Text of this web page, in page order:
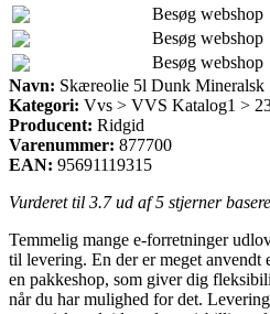
Besøg webshop
Besøg webshop
Besøg webshop
Navn: Skæreolie 5l Dunk Mineralsk
Kategori: Vvs > VVS Katalog1 >
Producent: Ridgid
Varenummer: 877700
EAN: 95691119315
Vurderet til 3.7ud af 5 stjerner
Temmelig mange e-forretninger
til levering. En der er meget anvendt
en pakkeshop, som giver dig
når du har mulighed for det.